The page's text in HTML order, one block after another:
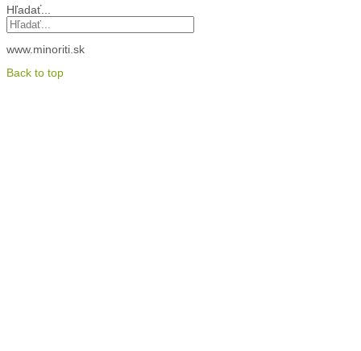
Hľadať...
www.minoriti.sk
Back to top